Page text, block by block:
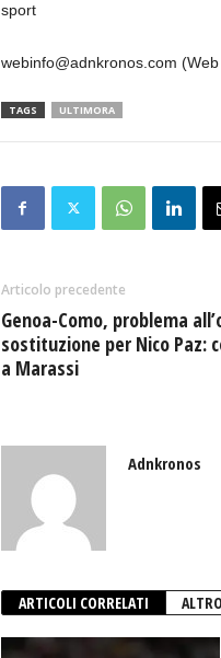
sport
webinfo@adnkronos.com
TAGS ULTIMORA
Articolo precedente
Genoa-Como, problema
sostituzione per Nico Paz:
a Marassi
Adnkronos
ARTICOLI CORRELATI